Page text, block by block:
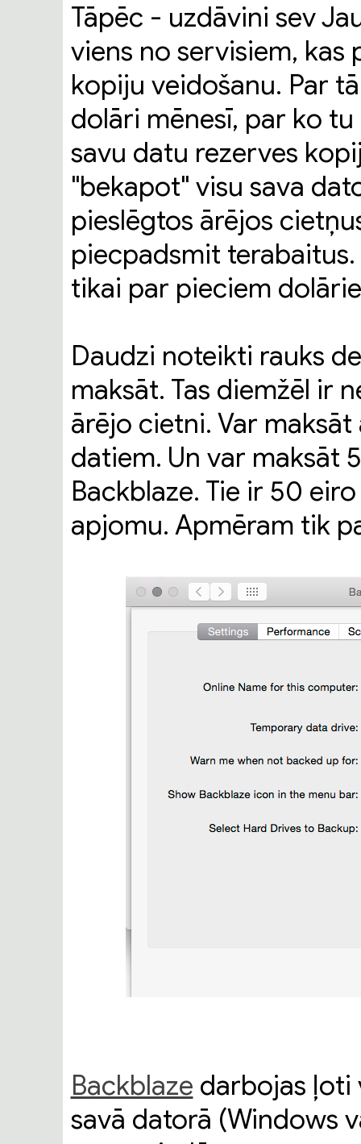
Tāpēc - uzdāvini sev
viens no servisiem, kas
kopiju veidošanu. Par
dolāri mēnesī, par ko
savu datu rezerves
"bekapot" visu sava
pieslēgtos ārējos
piecpadsmit
tikai par pieciem
Daudzi noteikti rauks
maksāt. Tas diemžēl ir
ārējo cietni. Var
datiem. Un var maksāt
Backblaze. Tie ir 50
apjomu. Apmēram tik
Backblaze darbojas ļoti
savā datorā (Windows